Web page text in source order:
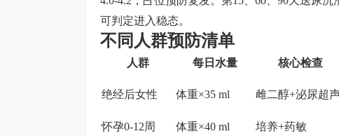
可判定进入稳态。
不同人群预防清单
人群 每日水量 核心检查
绝经后女性 体重×35 ml 雌二醇+泌尿超
怀孕0-12周 体重×40 ml 培养+药敏